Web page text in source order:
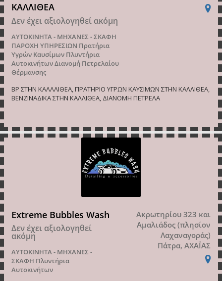
ΚΑΛΛΙΘΕΑ
Δεν έχει αξιολογηθεί ακόμη
ΑΥΤΟΚΙΝΗΤΑ - ΜΗΧΑΝΕΣ - ΣΚΑΦΗ
ΠΑΡΟΧΗ ΥΠΗΡΕΣΙΩΝ Πρατήρια
Υγρών Καυσίμων Πλυντήρια
ΑυτοκινήτωνΔιανομή Πετρελαίου
Θέρμανσης
BP ΣΤΗΝ ΚΑΛΛΛΙΘΕΑ, ΠΡΑΤΗΡΙΟ ΥΓΡΩΝ ΚΑΥΣΙΜΩΝ ΣΤΗΝ ΚΑΛΛΙΘΕΑ,
ΒΕΝΖΙΝΑΔΙΚΑ ΣΤΗΝ ΚΑΛΛΙΘΕΑ, ΔΙΑΝΟΜΗ ΠΕΤΡΕΛΑ
Extreme Bubbles Wash
Δεν έχει αξιολογηθεί
ακόμη
ΑΥΤΟΚΙΝΗΤΑ - ΜΗΧΑΝΕΣ -
ΣΚΑΦΗ Πλυντήρια
Αυτοκινήτων
Ακρωτηρίου 323 και
Αμαλιάδος (πλησίον
Λαχαναγοράς)
Πάτρα, ΑΧΑΪΑΣ